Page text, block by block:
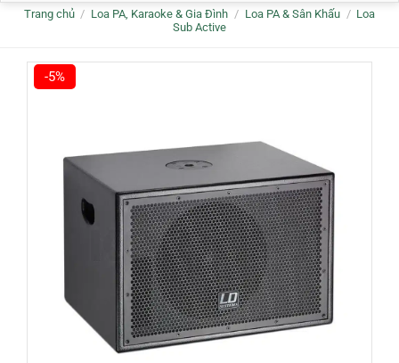
Trang chủ / Loa PA, Karaoke & Gia Đình / Loa PA & Sân Khấu / Loa
Sub Active
-5%